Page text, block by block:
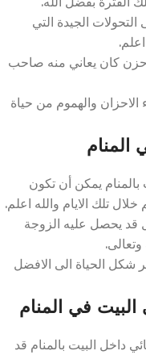
الجيدة التي
وحزن كان يعاني منه صاحب
الاحزان والهموم من حياة
المنام
يمكن أن تكون
تلك الايام والله اعلم.
قد يحصل عليه الزوجة
وتعالى.
شكل الحياة الى الافضل
في المنام
داخل البيت بالمنام قد